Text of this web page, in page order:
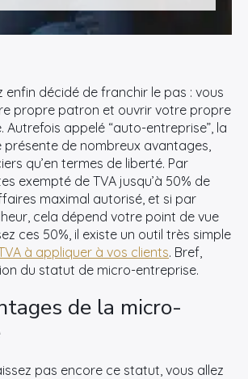
enfin décidé de franchir le pas : vous
propre patron et ouvrir votre propre
Autrefois appelé “auto-entreprise”, la
de nombreux avantages,
qu’en termes de liberté. Par
exempté de TVA jusqu’à 50% de
maximal autorisé, et si par
cela dépend votre point de vue
ces 50%, il existe un outil très simple
à appliquer à vos clients. Bref,
du statut de micro-entreprise.
de la micro-
pas encore ce statut, vous allez